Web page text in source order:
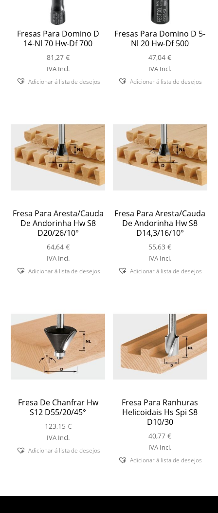
Fresas Para Domino D
14-Nl 70 Hw-Df 700
81,27 €
IVA Incl.
Adicionar á lista de desejos
Fresas Para Domino D 5-
Nl 20 Hw-Df 500
47,04€
IVA Incl.
Adicionar á lista de desejos
Fresa Para Aresta/Cauda
De Andorinha Hw S8
D20/26/10°
64,64 €
IVA Incl.
Adicionar á lista de desejos
Fresa Para Aresta/Cauda
De Andorinha Hw S8
D14,3/16/10°
55,63€
IVA Incl.
Adicionar á lista de desejos
Fresa De Chanfrar Hw
S12 D55/20/45°
123,15 €
IVA Incl.
Adicionar á lista de desejos
Fresa Para Ranhuras
Helicoidais Hs Spi S8
D10/30
40,77€
IVA Incl.
Adicionar á lista de desejos